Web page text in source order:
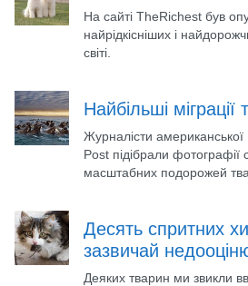
На сайті TheRichest був
найрідкісніших і
світі.
Найбільші міграції
Журналісти
Post підібрали фотографії
масштабних подорожей
Десять спритних
зазвичай
Деяких тварин ми звикли